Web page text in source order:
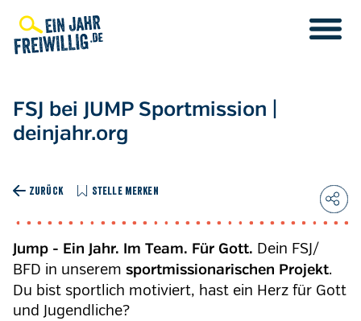
zum
Inhalt
FSJ bei JUMP Sportmission |
deinjahr.org
ZURÜCK STELLE MERKEN
Jump - Ein Jahr. Im Team. Für Gott. Dein FSJ/
BFD in unserem sportmissionarischen Projekt.
Du bist sportlich motiviert, hast ein Herz für Gott
und Jugendliche?